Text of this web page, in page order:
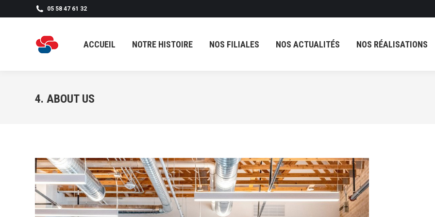
05 58 47 61 32
ACCUEIL NOTRE HISTOIRE NOS FILIALES NOS ACTUALITÉS NOS RÉALISATIONS
4. ABOUT US
ACCUEIL NOTRE HISTOIRE NOS FILIALES NOS ACTUALITÉS NOS RÉALISATIONS